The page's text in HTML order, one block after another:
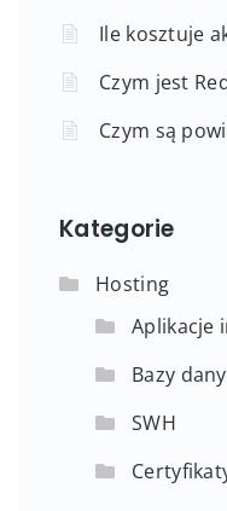
Ile kosztuje
Czym jest
Czym są
Kategorie
Hosting
Aplikacje
Bazy
SWH